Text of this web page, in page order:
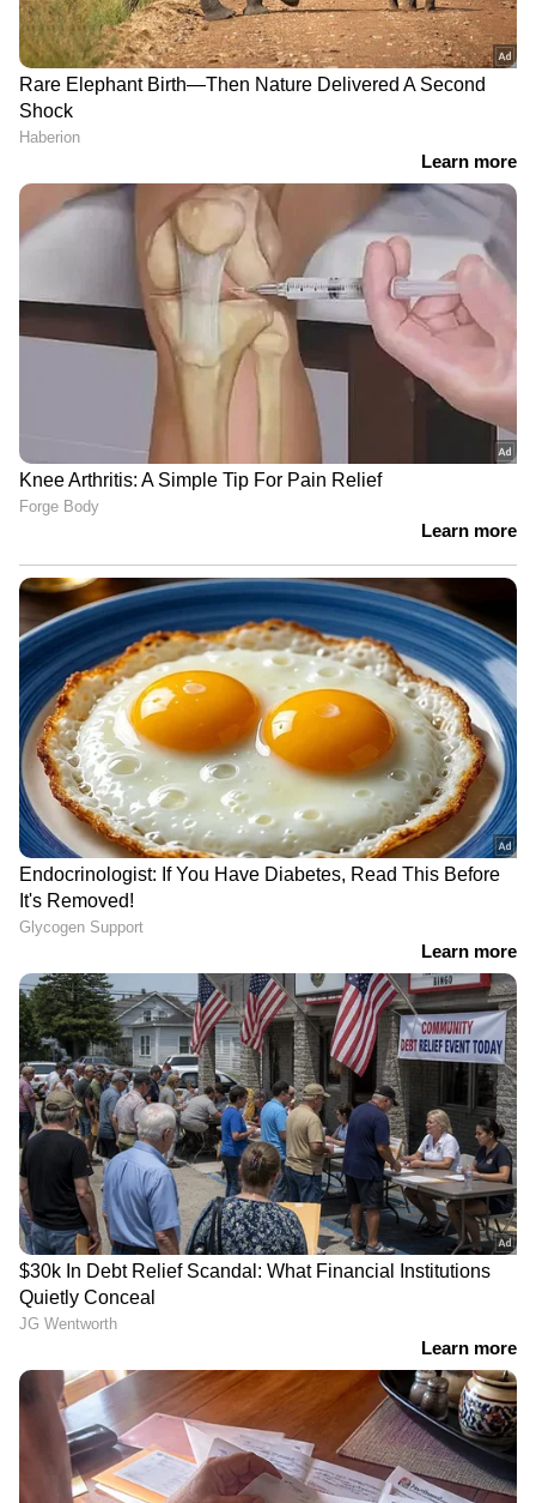
ട്രോഫിയുമായി കടന്നുകളഞ്ഞു. ഇതിലും
അത്ഭുതകരമായ കാര്യം, കോടിക്കണക്കിന് രൂപ
വിലമതിക്കുന്ന സ്റ്റാമ്പ് ശേഖരം
അവിടെയുണ്ടായിട്ടും കള്ളൻ അത് തൊടാതെ
ലോകകപ്പ് ട്രോഫി മാത്രം എടുത്തുകൊണ്ട്
പോയി എന്നതാണ്. ഈ മോഷണം
അധികൃതർക്ക് വലിയൊരു നാണക്കേടായി മാറി.
മെട്രോപൊളിറ്റൻ പൊലീസിന് തുടക്കത്തിൽ
യാതൊരു സൂചനയും ലഭിച്ചില്ല. സാക്ഷികൾ
നൽകിയ പരസ്പര വിരുദ്ധമായ വിവരങ്ങൾ
അന്വേഷണം കൂടുതൽ സങ്കീർണ്ണമാക്കി.
മോചനദ്രവ്യം ആവശ്യപ്പെട്ട് കത്ത്
ദിവസങ്ങൾക്ക് ശേഷം, എഫ്.എ ചെയർമാൻ
ജോ മേയേഴ്സിന് 'ജാക്സൺ' എന്ന് സ്വയം
ലഭിച്ചു. ആ കത്ത് ഇങ്ങനെയായിരുന്നു:
"പ്രിയപ്പെട്ട ജോ, ലോകകപ്പ് നഷ്ടപ്പെട്ടതിൽ
നിങ്ങൾക്ക് വലിയ ആശങ്കയുണ്ടാകുമെന്ന്
എനിക്കറിയാം... പക്ഷേ, എന്നെ സംബന്ധിച്ച്
ഇത് വെറുമൊരു സ്വർണ്ണക്കഷണം മാത്രമാണ്.
വ്യാഴാഴ്ചയ്ക്കോ വെള്ളിയാഴ്ചയ്ക്കോ മുൻപ്
നിങ്ങളുടെ മറുപടി ലഭിച്ചില്ലെങ്കിൽ ഇത് ഞാൻ
ഉരുക്കി കളയും." ട്രോഫി തിരികെ നൽകാൻ
15,000 പൗണ്ടാണ് (ഏതാണ്ട് 19 ലക്ഷം രൂപ)
കള്ളൻ ആവശ്യപ്പെട്ടത്.
തുടർന്ന് ഡിറ്റക്ടീവ് ഇൻസ്പെക്ടർ ലെൻ ബഗ്ഗി,
ചെയർമാന്‍റെ അസിസ്റ്റന്‍റായി ചമഞ്ഞ് ബാറ്റർസീ
പാർക്കിൽ വെച്ച് കള്ളനുമായി കൂടിക്കാഴ്ച
നിശ്ചയിച്ചു. പത്രക്കടലാസുകൾ നിറച്ച ഒരു